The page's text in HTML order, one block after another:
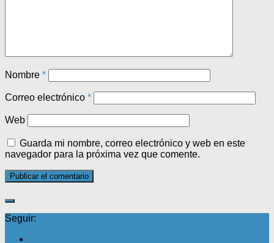
Nombre *
Correo electrónico *
Web
Guarda mi nombre, correo electrónico y web en este
navegador para la próxima vez que comente.
Seguir: